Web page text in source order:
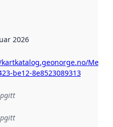
2026
be12-8e8523089313